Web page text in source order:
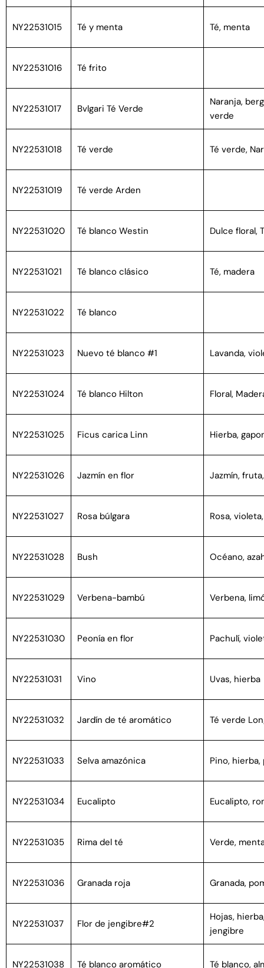
NY22531015 Té y menta Té, menta
NY22531016 Té frito
NY22531017 Bvlgari Té Verde
Naranja,
verde
NY22531018 Té verde Té verde,
NY22531019 Té verde Arden
NY22531020 Té blanco Westin Dulce floral,
NY22531021 Té blanco clásico Té, madera
NY22531022 Té blanco
NY22531023 Nuevo té blanco #1 Lavanda,
NY22531024 Té blanco Hilton Floral,
NY22531025 Ficus carica Linn Hierba,
NY22531026 Jazmín en flor Jazmín,
NY22531027 Rosa búlgara Rosa,
NY22531028 Bush Océano,
NY22531029 Verbena-bambú Verbena,
NY22531030 Peonía en flor Pachulí,
NY22531031 Vino Uvas, hierba
NY22531032 Jardín de té aromático Té verde
NY22531033 Selva amazónica Pino,
NY22531034 Eucalipto Eucalipto,
NY22531035 Rima del té Verde,
NY22531036 Granada roja Granada,
NY22531037 Flor de jengibre#2
Hojas,
jengibre
NY22531038 Té blanco aromático Té blanco,